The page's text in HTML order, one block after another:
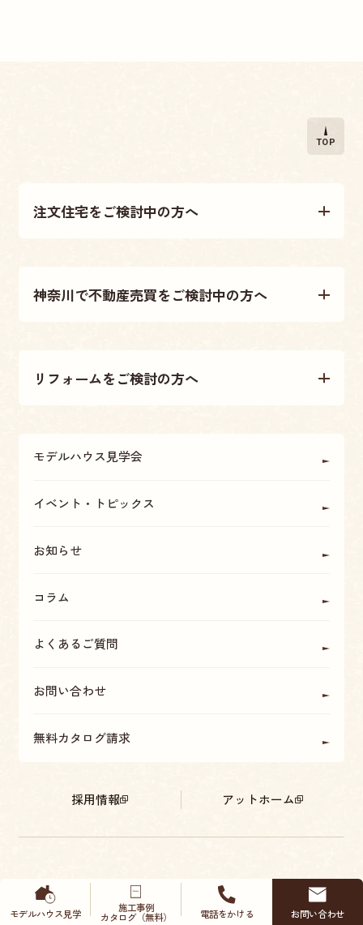
注文住宅をご検討中の方へ
施工事例
アフターメンテナンス・保証
神奈川で不動産売買をご検討中の方へ
不動産情報
リフォームをご検討の方へ
モデルハウス見学会
イベント・トピックス
お知らせ
コラム
よくあるご質問
お問い合わせ
無料カタログ請求
採用情報 アットホーム
TOP
モデルハウス見学 施工事例
カタログ（無料） 電話をかける お問い合わせ